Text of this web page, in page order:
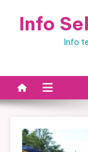
Info
Info